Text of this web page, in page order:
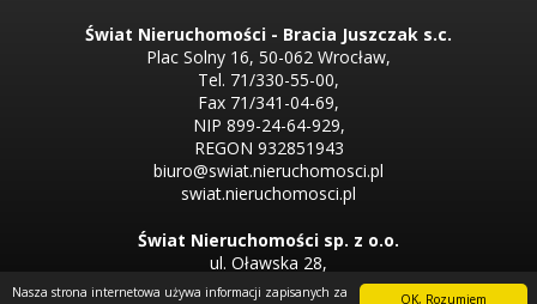
OK, Rozumiem
Nasza strona internetowa używa informacji zapisanych za
Świat Nieruchomości - Bracia Juszczak s.c.
Plac Solny 16, 50-062 Wrocław,
Tel. 71/330-55-00,
Fax 71/341-04-69,
NIP 899-24-64-929,
REGON 932851943
biuro@swiat.nieruchomosci.pl
swiat.nieruchomosci.pl
Świat Nieruchomości sp. z o.o.
ul. Oławska 28,
50-123 Wrocław